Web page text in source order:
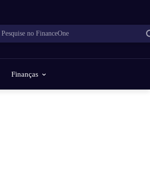
Pesquise no FinanceOne
Finanças